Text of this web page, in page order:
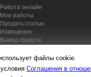
Работа онлайн
Мои работы
Продать статью
Извещения
Вывод средств
файлы cookie.
Соглашения в